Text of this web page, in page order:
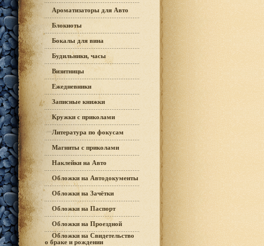
Ароматизаторы для Авто
Блокноты
Бокалы для вина
Будильники, часы
Визитницы
Ежедневники
Записные книжки
Кружки с приколами
Литература по фокусам
Магниты с приколами
Наклейки на Авто
Обложки на Автодокументы
Обложки на Зачётки
Обложки на Паспорт
Обложки на Проездной
Обложки на Свидетельство
о браке и рождении